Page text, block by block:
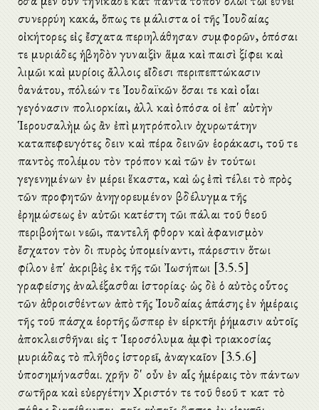
συνερρύη κακά, ὅπως τε μάλιστα οἱ τῆς Ἰουδαίας
οἰκήτορες εἰς ἔσχατα περιηλάθησαν συμφορῶν, ὁπόσαι
τε μυριάδες ἡβηδὸν γυναιξὶν ἅμα καὶ παισὶ ξίφει καὶ
λιμῶι καὶ μυρίοις ἄλλοις εἴδεσι περιπεπτώκασιν
θανάτου, πόλεών τε Ἰουδαϊκῶν ὅσαι τε καὶ οἷαι
γεγόνασιν πολιορκίαι, ἀλλὰ καὶ ὁπόσα οἱ ἐπ' αὐτὴν
Ἱερουσαλὴμ ὡς ἂν ἐπὶ μητρόπολιν ὀχυρωτάτην
καταπεφευγότες δεινὰ καὶ πέρα δεινῶν ἑοράκασι, τοῦ τε
παντὸς πολέμου τὸν τρόπον καὶ τῶν ἐν τούτωι
γεγενημένων ἐν μέρει ἕκαστα, καὶ ὡς ἐπὶ τέλει τὸ πρὸς
τῶν προφητῶν ἀνηγορευμένον βδέλυγμα τῆς
ἐρημώσεως ἐν αὐτῶι κατέστη τῶι πάλαι τοῦ θεοῦ
περιβοήτωι νεῶι, παντελῆ φθορὰν καὶ ἀφανισμὸν
ἔσχατον τὸν διὰ πυρὸς ὑπομείναντι, πάρεστιν ὅτωι
φίλον ἐπ' ἀκριβὲς ἐκ τῆς τῶι Ἰωσήπωι [3.5.5]
γραφείσης ἀναλέξασθαι ἱστορίας· ὡς δὲ ὁ αὐτὸς οὗτος
τῶν ἀθροισθέντων ἀπὸ τῆς Ἰουδαίας ἁπάσης ἐν ἡμέραις
τῆς τοῦ πάσχα ἑορτῆς ὥσπερ ἐν εἱρκτῆι ῥήμασιν αὐτοῖς
ἀποκλεισθῆναι εἰς τὰ Ἱεροσόλυμα ἀμφὶ τριακοσίας
μυριάδας τὸ πλῆθος ἱστορεῖ, ἀναγκαῖον [3.5.6]
ὑποσημήνασθαι. χρῆν δ' οὖν ἐν αἷς ἡμέραις τὸν πάντων
σωτῆρα καὶ εὐεργέτην Χριστόν τε τοῦ θεοῦ τὰ κατὰ τὸ